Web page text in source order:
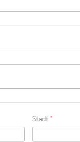
Stadt *